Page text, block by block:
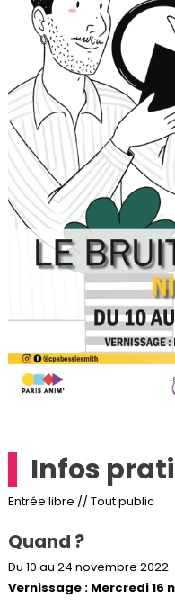
Infos
Entrée libre // Tout public
Quand ?
Du 10 au 24 novembre 2022
Vernissage : Mercredi 16